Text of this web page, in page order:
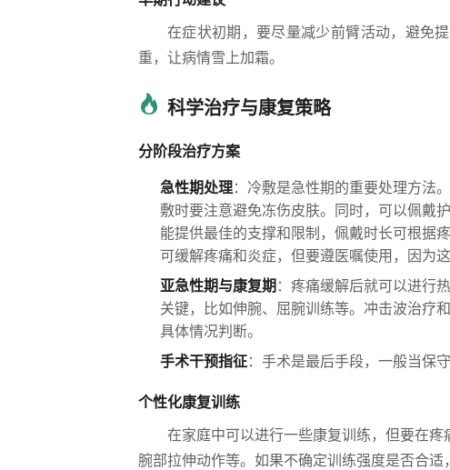
在症状初期，要尽量减少前臂活动，避免
重，让病情雪上加霜。
科学治疗与康复策略
分阶段治疗方案
急性期处理：冷敷是急性期的重要处理方法
敷时要注意避免冻伤皮肤。同时，可以佩戴
能提供最佳的支撑和限制，佩戴时长可根据
可缓解疼痛和炎症，但要遵医嘱使用，因为
亚急性期与康复期 ：疼痛缓解后就可以进行
关键，比如伸腕、屈腕训练等。冲击波治疗
具体情况判断。
手术干预指征：手术是最后手段，一般当保
个性化康复训练
在家庭中可以进行一些康复训练，但要在
腕部拉伸动作等。如果不确定训练强度是否合适